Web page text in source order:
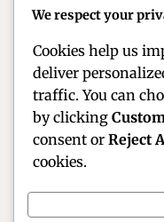
memiliki
We respect your
Cookies help us
deliver
traffic. You can
by clicking
consent or Reject
cookies.